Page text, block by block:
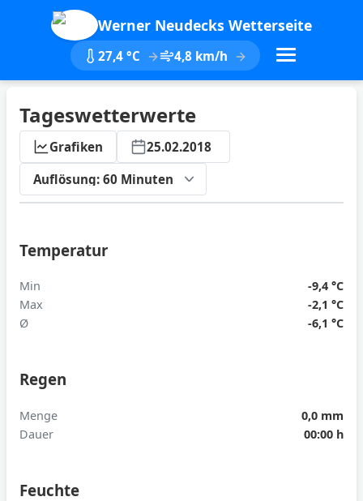
Werner Neudecks Wetterseite
27,4 °C 4,8 km/h
Tageswetterwerte
Grafiken
25.02.2018
Temperatur
Min
-9,4 °C
Max
-2,1 °C
Ø
-6,1 °C
Regen
Menge
0,0 mm
Dauer
00:00 h
Feuchte